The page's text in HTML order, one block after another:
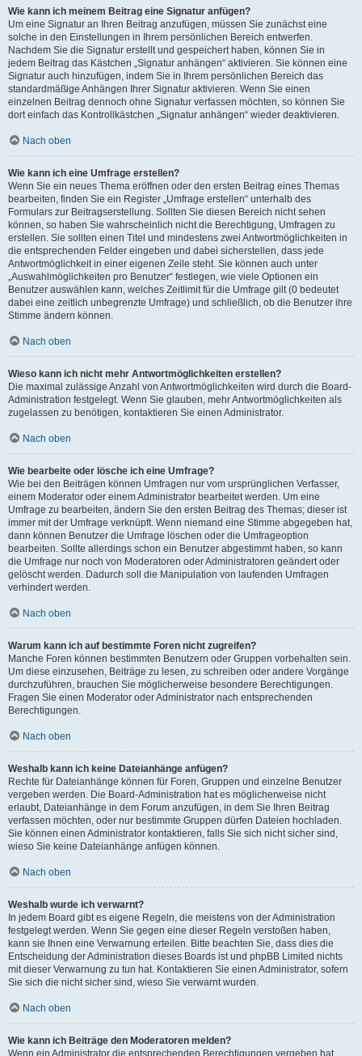
Wie kann ich meinem Beitrag eine Signatur anfügen?
Um eine Signatur an Ihren Beitrag anzufügen, müssen Sie zunächst eine
solche in den Einstellungen in Ihrem persönlichen Bereich entwerfen.
Nachdem Sie die Signatur erstellt und gespeichert haben, können Sie in
jedem Beitrag das Kästchen „Signatur anhängen“ aktivieren. Sie können eine
Signatur auch hinzufügen, indem Sie in Ihrem persönlichen Bereich das
standardmäßige Anhängen Ihrer Signatur aktivieren. Wenn Sie einen
einzelnen Beitrag dennoch ohne Signatur verfassen möchten, so können Sie
dort einfach das Kontrollkästchen „Signatur anhängen“ wieder deaktivieren.
Nach oben
Wie kann ich eine Umfrage erstellen?
Wenn Sie ein neues Thema eröffnen oder den ersten Beitrag eines Themas
bearbeiten, finden Sie ein Register „Umfrage erstellen“ unterhalb des
Formulars zur Beitragserstellung. Sollten Sie diesen Bereich nicht sehen
können, so haben Sie wahrscheinlich nicht die Berechtigung, Umfragen zu
erstellen. Sie sollten einen Titel und mindestens zwei Antwortmöglichkeiten in
die entsprechenden Felder eingeben und dabei sicherstellen, dass jede
Antwortmöglichkeit in einer eigenen Zeile steht. Sie können auch unter
„Auswahlmöglichkeiten pro Benutzer“ festlegen, wie viele Optionen ein
Benutzer auswählen kann, welches Zeitlimit für die Umfrage gilt (0 bedeutet
dabei eine zeitlich unbegrenzte Umfrage) und schließlich, ob die Benutzer ihre
Stimme ändern können.
Nach oben
Wieso kann ich nicht mehr Antwortmöglichkeiten erstellen?
Die maximal zulässige Anzahl von Antwortmöglichkeiten wird durch die Board-
Administration festgelegt. Wenn Sie glauben, mehr Antwortmöglichkeiten als
zugelassen zu benötigen, kontaktieren Sie einen Administrator.
Nach oben
Wie bearbeite oder lösche ich eine Umfrage?
Wie bei den Beiträgen können Umfragen nur vom ursprünglichen Verfasser,
einem Moderator oder einem Administrator bearbeitet werden. Um eine
Umfrage zu bearbeiten, ändern Sie den ersten Beitrag des Themas; dieser ist
immer mit der Umfrage verknüpft. Wenn niemand eine Stimme abgegeben hat,
dann können Benutzer die Umfrage löschen oder die Umfrageoption
bearbeiten. Sollte allerdings schon ein Benutzer abgestimmt haben, so kann
die Umfrage nur noch von Moderatoren oder Administratoren geändert oder
gelöscht werden. Dadurch soll die Manipulation von laufenden Umfragen
verhindert werden.
Nach oben
Warum kann ich auf bestimmte Foren nicht zugreifen?
Manche Foren können bestimmten Benutzern oder Gruppen vorbehalten sein.
Um diese einzusehen, Beiträge zu lesen, zu schreiben oder andere Vorgänge
durchzuführen, brauchen Sie möglicherweise besondere Berechtigungen.
Fragen Sie einen Moderator oder Administrator nach entsprechenden
Berechtigungen.
Nach oben
Weshalb kann ich keine Dateianhänge anfügen?
Rechte für Dateianhänge können für Foren, Gruppen und einzelne Benutzer
vergeben werden. Die Board-Administration hat es möglicherweise nicht
erlaubt, Dateianhänge in dem Forum anzufügen, in dem Sie Ihren Beitrag
verfassen möchten, oder nur bestimmte Gruppen dürfen Dateien hochladen.
Sie können einen Administrator kontaktieren, falls Sie sich nicht sicher sind,
wieso Sie keine Dateianhänge anfügen können.
Nach oben
Weshalb wurde ich verwarnt?
In jedem Board gibt es eigene Regeln, die meistens von der Administration
festgelegt werden. Wenn Sie gegen eine dieser Regeln verstoßen haben,
kann sie Ihnen eine Verwarnung erteilen. Bitte beachten Sie, dass dies die
Entscheidung der Administration dieses Boards ist und phpBB Limited nichts
mit dieser Verwarnung zu tun hat. Kontaktieren Sie einen Administrator, sofern
Sie sich die nicht sicher sind, wieso Sie verwarnt wurden.
Nach oben
Wie kann ich Beiträge den Moderatoren melden?
Wenn ein Administrator die entsprechenden Berechtigungen vergeben hat,